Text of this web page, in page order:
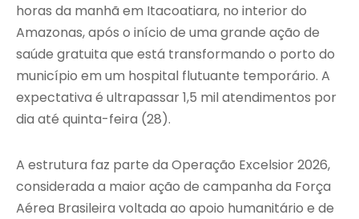
horas da manhã em Itacoatiara, no interior do
Amazonas, após o início de uma grande ação de
saúde gratuita que está transformando o porto do
município em um hospital flutuante temporário. A
expectativa é ultrapassar 1,5 mil atendimentos por
dia até quinta-feira (28).
A estrutura faz parte da Operação Excelsior 2026,
considerada a maior ação de campanha da Força
Aérea Brasileira voltada ao apoio humanitário e de